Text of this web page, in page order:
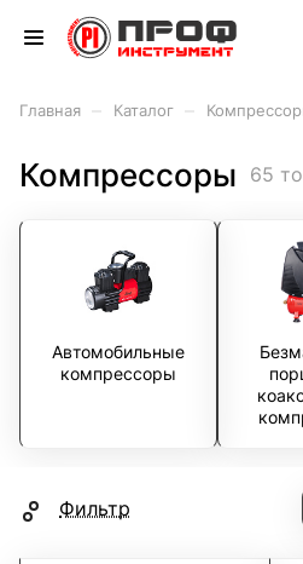
Главная Каталог
Компрессоры 65
Автомобильные
компрессоры
Фильтр